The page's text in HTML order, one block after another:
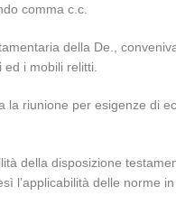
comma c.c.
della De.,
i mobili relitti.
riunione per esigenze di
della disposizione
l’applicabilità delle norme